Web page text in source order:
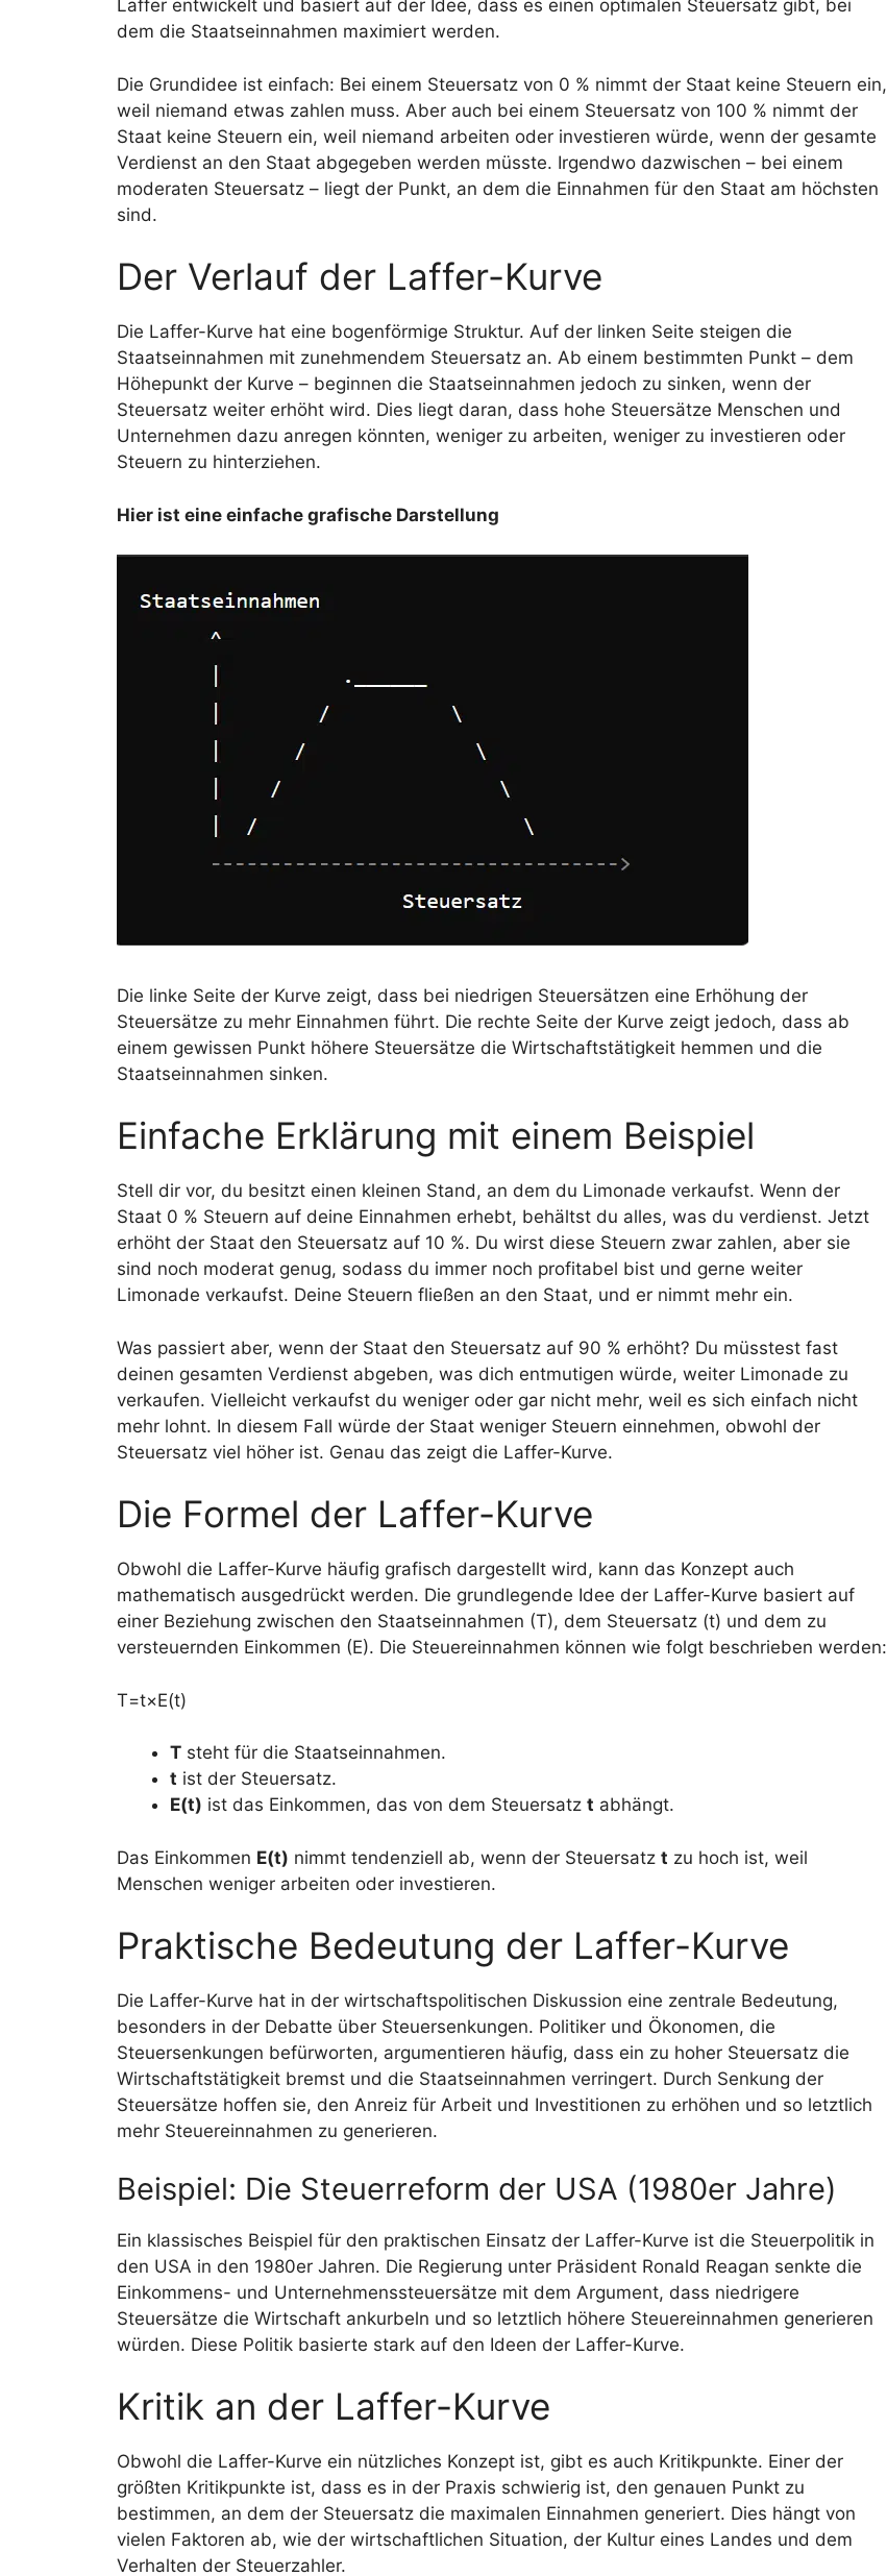
Laffer entwickelt und basiert auf der Idee, dass es einen optimalen Steuersatz gibt, bei
dem die Staatseinnahmen maximiert werden.
Die Grundidee ist einfach: Bei einem Steuersatz von 0 % nimmt der Staat keine Steuern ein,
weil niemand etwas zahlen muss. Aber auch bei einem Steuersatz von 100 % nimmt der
Staat keine Steuern ein, weil niemand arbeiten oder investieren würde, wenn der gesamte
Verdienst an den Staat abgegeben werden müsste. Irgendwo dazwischen – bei einem
moderaten Steuersatz – liegt der Punkt, an dem die Einnahmen für den Staat am höchsten
sind.
Der Verlauf der Laffer-Kurve
Die Laffer-Kurve hat eine bogenförmige Struktur. Auf der linken Seite steigen die
Staatseinnahmen mit zunehmendem Steuersatz an. Ab einem bestimmten Punkt – dem
Höhepunkt der Kurve – beginnen die Staatseinnahmen jedoch zu sinken, wenn der
Steuersatz weiter erhöht wird. Dies liegt daran, dass hohe Steuersätze Menschen und
Unternehmen dazu anregen könnten, weniger zu arbeiten, weniger zu investieren oder
Steuern zu hinterziehen.
Hier ist eine einfache grafische Darstellung
Die linke Seite der Kurve zeigt, dass bei niedrigen Steuersätzen eine Erhöhung der
Steuersätze zu mehr Einnahmen führt. Die rechte Seite der Kurve zeigt jedoch, dass ab
einem gewissen Punkt höhere Steuersätze die Wirtschaftstätigkeit hemmen und die
Staatseinnahmen sinken.
Einfache Erklärung mit einem Beispiel
Stell dir vor, du besitzt einen kleinen Stand, an dem du Limonade verkaufst. Wenn der
Staat 0 % Steuern auf deine Einnahmen erhebt, behältst du alles, was du verdienst. Jetzt
erhöht der Staat den Steuersatz auf 10 %. Du wirst diese Steuern zwar zahlen, aber sie
sind noch moderat genug, sodass du immer noch profitabel bist und gerne weiter
Limonade verkaufst. Deine Steuern fließen an den Staat, und er nimmt mehr ein.
Was passiert aber, wenn der Staat den Steuersatz auf 90 % erhöht? Du müsstest fast
deinen gesamten Verdienst abgeben, was dich entmutigen würde, weiter Limonade zu
verkaufen. Vielleicht verkaufst du weniger oder gar nicht mehr, weil es sich einfach nicht
mehr lohnt. In diesem Fall würde der Staat weniger Steuern einnehmen, obwohl der
Steuersatz viel höher ist. Genau das zeigt die Laffer-Kurve.
Die Formel der Laffer-Kurve
Obwohl die Laffer-Kurve häufig grafisch dargestellt wird, kann das Konzept auch
mathematisch ausgedrückt werden. Die grundlegende Idee der Laffer-Kurve basiert auf
einer Beziehung zwischen den Staatseinnahmen (T), dem Steuersatz (t) und dem zu
versteuernden Einkommen (E). Die Steuereinnahmen können wie folgt beschrieben werden:
T=t×E(t)
T steht für die Staatseinnahmen.
t ist der Steuersatz.
E(t) ist das Einkommen, das von dem Steuersatz t abhängt.
Das Einkommen E(t) nimmt tendenziell ab, wenn der Steuersatz t zu hoch ist, weil
Menschen weniger arbeiten oder investieren.
Praktische Bedeutung der Laffer-Kurve
Die Laffer-Kurve hat in der wirtschaftspolitischen Diskussion eine zentrale Bedeutung,
besonders in der Debatte über Steuersenkungen. Politiker und Ökonomen, die
Steuersenkungen befürworten, argumentieren häufig, dass ein zu hoher Steuersatz die
Wirtschaftstätigkeit bremst und die Staatseinnahmen verringert. Durch Senkung der
Steuersätze hoffen sie, den Anreiz für Arbeit und Investitionen zu erhöhen und so letztlich
mehr Steuereinnahmen zu generieren.
Beispiel: Die Steuerreform der USA (1980er Jahre)
Ein klassisches Beispiel für den praktischen Einsatz der Laffer-Kurve ist die Steuerpolitik in
den USA in den 1980er Jahren. Die Regierung unter Präsident Ronald Reagan senkte die
Einkommens- und Unternehmenssteuersätze mit dem Argument, dass niedrigere
Steuersätze die Wirtschaft ankurbeln und so letztlich höhere Steuereinnahmen generieren
würden. Diese Politik basierte stark auf den Ideen der Laffer-Kurve.
Kritik an der Laffer-Kurve
Obwohl die Laffer-Kurve ein nützliches Konzept ist, gibt es auch Kritikpunkte. Einer der
größten Kritikpunkte ist, dass es in der Praxis schwierig ist, den genauen Punkt zu
bestimmen, an dem der Steuersatz die maximalen Einnahmen generiert. Dies hängt von
vielen Faktoren ab, wie der wirtschaftlichen Situation, der Kultur eines Landes und dem
Verhalten der Steuerzahler.